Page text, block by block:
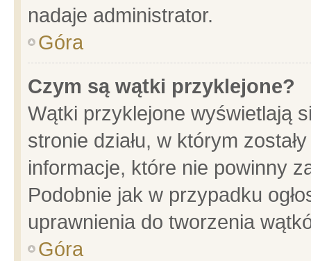
nadaje administrator.
Góra
Czym są wątki przyklejone?
Wątki przyklejone wyświetlają
stronie działu, w którym
informacje, które nie powinny
Podobnie jak w przypadku
uprawnienia do tworzenia
Góra